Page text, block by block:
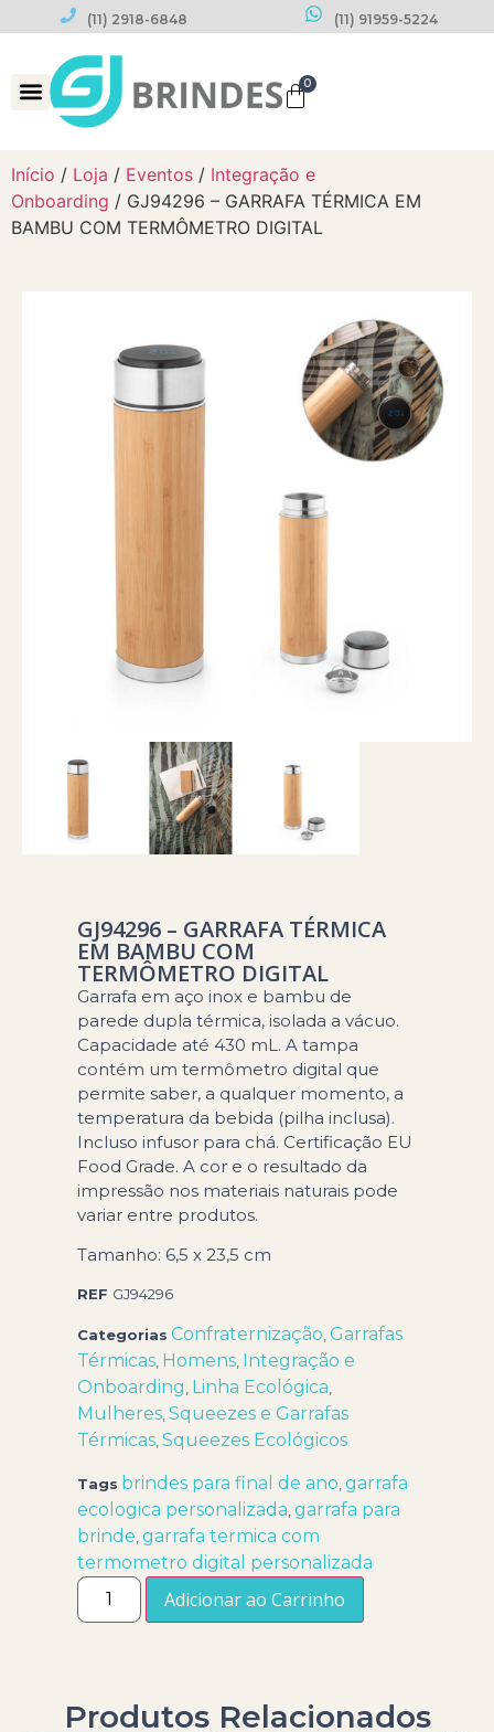
(11) 2918-6848 (11) 91959-5224
0
Início / Loja / Eventos / Integração e
Onboarding / GJ94296 – GARRAFA TÉRMICA EM
BAMBU COM TERMÔMETRO DIGITAL
GJ94296 – GARRAFA TÉRMICA
EM BAMBU COM
TERMÔMETRO DIGITAL
Garrafa em aço inox e bambu de
parede dupla térmica, isolada a vácuo.
Capacidade até 430 mL. A tampa
contém um termômetro digital que
permite saber, a qualquer momento, a
temperatura da bebida (pilha inclusa).
Incluso infusor para chá. Certificação EU
Food Grade. A cor e o resultado da
impressão nos materiais naturais pode
variar entre produtos.
Tamanho: 6,5 x 23,5 cm
REF GJ94296
Categorias Confraternização ,Garrafas
Térmicas Homens Integração e
Onboarding Linha Ecológica
Mulheres ,Squeezes e Garrafas
Térmicas ,Squeezes Ecológicos
Tags brindes para final de ano ,garrafa
ecologica personalizada ,garrafa para
brinde ,garrafa termica com
termometro digital personalizada
Adicionar ao Carrinho
Produtos Relacionados